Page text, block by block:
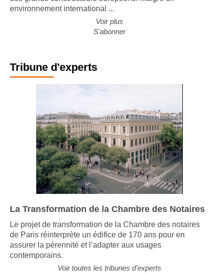
des grands constructeurs européens. Malgré un
Voir plus
Tribune d'experts
Le projet de transformation de la Chambre des notaires
de Paris réinterprète un édifice de 170 ans pour en
assurer la pérennité et l’adapter aux usages